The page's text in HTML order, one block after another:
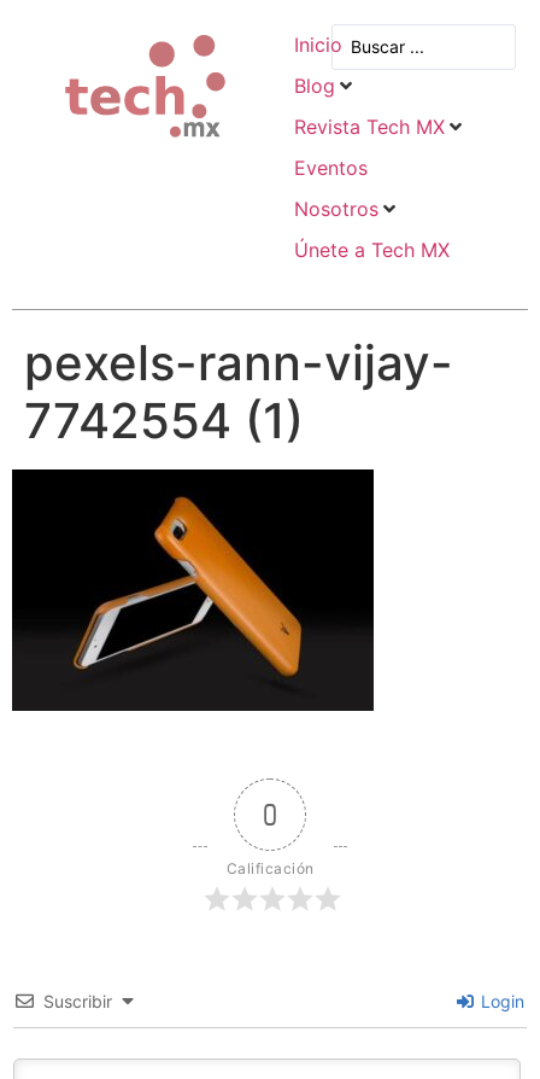
Inicio
Blog
Revista Tech MX
Eventos
Nosotros
Únete a Tech MX
pexels-rann-vijay-
7742554 (1)
0
Calificación
Suscribir Login